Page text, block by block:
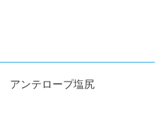
ンテロープ塩尻